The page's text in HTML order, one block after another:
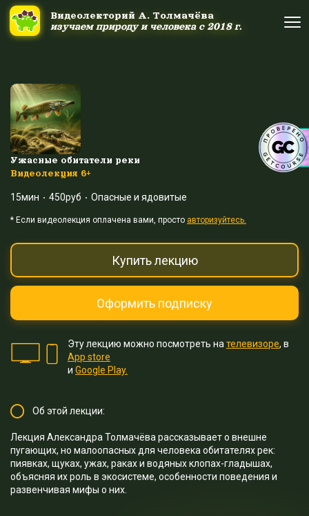
Ссылка на это место страницы: #uppage
Видеолекторий А. Толмачёва
изучаем природу и человека с 2018 г.
Научные шоу и путешествия
Акция дня
Выйти
Видеолекторий А. Толмачёва
изучаем природу и человека с 2018 г.
Научные шоу и путешествия
Акция дня
Войти
Ужасные обитатели реки
Видеолекция 6+
15мин 450руб Опасные и ядовитые
* Eсли видеолекция оплачена вами, просто авторизуйтесь.
Купить лекцию
Оформить подписку
Эту лекцию можно посмотреть на телевизоре, в
App store
и Google Play.
Об этой лекции:
Лекция Александра Толмачёва рассказывает о внешне
пугающих, но малоопасных для человека обитателях рек:
пиявках, щуках, ужах, раках и водяных клопах-гладышах,
объясняя их роль в экосистеме, особенности поведения и
развенчивая мифы о них.